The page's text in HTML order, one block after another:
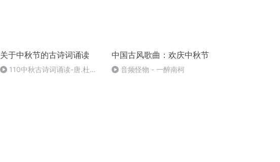
关于中秋节的古诗词诵读
110中秋古诗词诵读-唐.杜甫-
中国古风歌曲：欢庆中秋节
音频怪物 - 一醉南柯